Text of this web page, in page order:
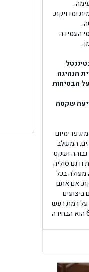
ומדויקת.
העמידה
חוויית הנהיגה
הבטיחות
שקטה
6 הוא צמיג פרימיום
המשלב
גבוהה ושקט
ודגם סוליה
בכל
אם אתם
על רמת רעש
נמוכה, קונטיננטל ספורטקונטקט 6 הוא הבחירה